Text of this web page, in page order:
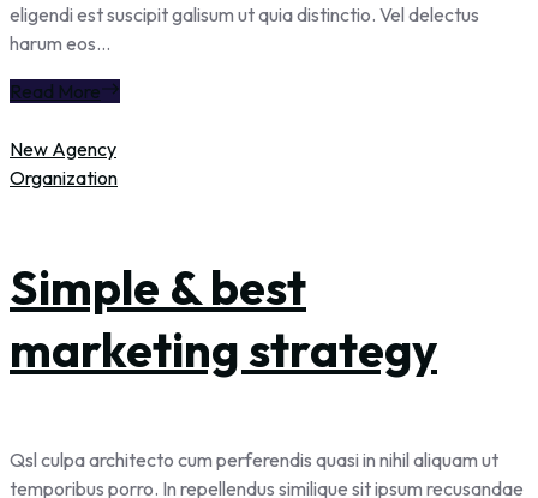
eligendi est suscipit galisum ut quia distinctio. Vel delectus
harum eos...
Read More
New Agency
Organization
Simple & best
marketing strategy
Qsl culpa architecto cum perferendis quasi in nihil aliquam ut
temporibus porro. In repellendus similique sit ipsum recusandae